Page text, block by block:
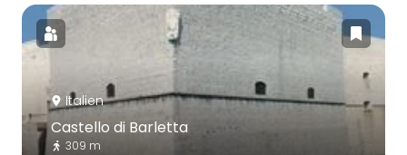
Italien
Castello di Barletta
309 m